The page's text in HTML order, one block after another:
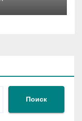
Поиск